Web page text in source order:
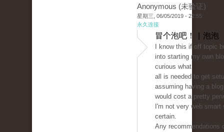
Anonymous (未验证)
星期三, 06/05/2019 - 22:55
永久连接
冒个泡吧！ | 泡泡
I know this if off topic
into starting my own
curious what
all is needed to get
assuming having a
would cost a pretty
I'm not very web
certain.
Any recommendations